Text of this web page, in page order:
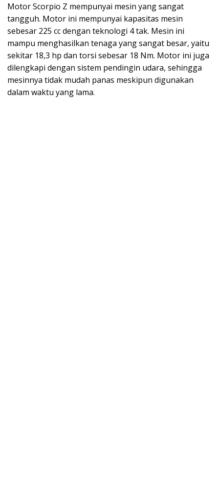
Motor Scorpio Z mempunyai mesin yang sangat
tangguh. Motor ini mempunyai kapasitas mesin
sebesar 225 cc dengan teknologi 4 tak. Mesin ini
mampu menghasilkan tenaga yang sangat besar, yaitu
sekitar 18,3 hp dan torsi sebesar 18 Nm. Motor ini juga
dilengkapi dengan sistem pendingin udara, sehingga
mesinnya tidak mudah panas meskipun digunakan
dalam waktu yang lama.